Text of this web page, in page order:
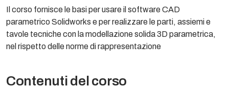
Il corso fornisce le basi per usare il software CAD
parametrico Solidworks e per realizzare le parti, assiemi e
tavole tecniche con la modellazione solida 3D parametrica,
nel rispetto delle norme di rappresentazione
Contenuti del corso